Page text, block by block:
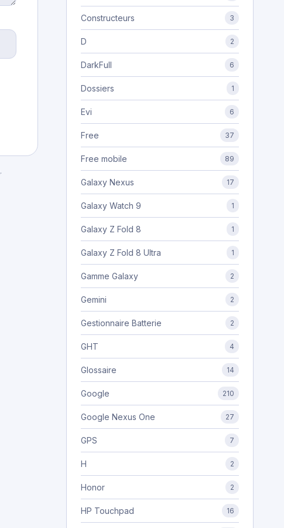
.
Constructeurs 3
D 2
DarkFull 6
Dossiers 1
Evi 6
Free 37
Free mobile 89
Galaxy Nexus 17
Galaxy Watch 9 1
Galaxy Z Fold 8 1
Galaxy Z Fold 8 Ultra 1
Gamme Galaxy 2
Gemini 2
Gestionnaire Batterie 2
GHT 4
Glossaire 14
Google 210
Google Nexus One 27
GPS 7
H 2
Honor 2
HP Touchpad 16